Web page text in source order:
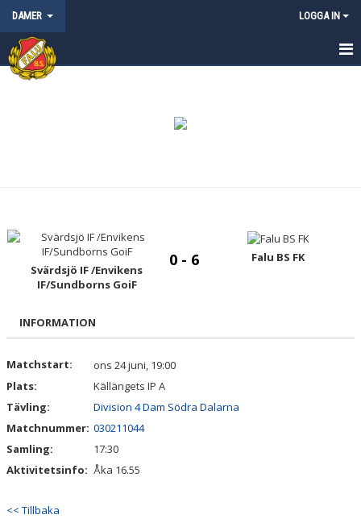
DAMER LOGGA IN
HEM
BILDGALLERI
DOKUMENT
KONTAKT
Svärdsjö IF /Envikens
IF/Sundborns GoiF
0 - 6 Falu BS FK
INFORMATION
Matchstart:
ons 24 juni, 19:00
Plats:
Källängets IP A
Tävling:
Division 4 Dam Södra Dalarna
Matchnummer: 030211044
Samling:
17:30
Aktivitetsinfo: Åka 16.55
<< Tillbaka